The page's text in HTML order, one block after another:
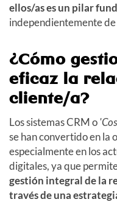
ellos/ases un pilar
independientemente
¿Cómo
eficaz la
cliente/a?
Los sistemas CRM o
se han convertido en la
especialmente en los
digitales, ya que
gestión integral de la
través de una